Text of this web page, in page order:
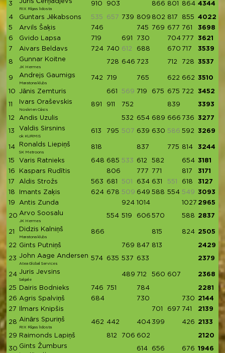
3 Juris Čerņadjevs
RIX Rīgas lidosta
910 903 866 801 864 4344
4 Guntars Jēkabsons 535 657 739 809 802 817 855
4022
5
Arvils Šaķis 746 745 769 677 761
3698
6
Gvido Lapsa 719 691 730 704 777
3621
7
Aivars Beldavs 724 740 612 688 670 717 3539
8 Gunnar Koitne
JK Hermes
728 646 723 712 728 3537
9 Andrejs Gaumigs
Maratona klubs
742 719 765 622 662 3510
10 Jānis Zemturis 661 569 719 675 675 722 3452
11 Ivars Oraševskis
Noskrien Cēsis
891 911 752 839 3393
12 Andis Uzulis 532 654 689 666 736 3277
13 Valdis Sirsnins
ok KURMIS
613 795 507 639 630 586 592 3269
14 Ronalds Liepiņš
SK Metroons
818 837 775 814 3244
15 Varis Ratnieks 648 685 533 612 582 654 3181
16
Kaspars Rudītis 806 777 771 817
3171
17
Aldis Strožs 563 681 501 634 631 551 618
3127
18
Imants Zaķis 624 678 509 649 588 554 549
3093
19
Antis Zunda 924 1014 1027 2965
20 Arvo Soosalu
JK Hermes
554 519 606 570 588 2837
21 Didzis Kalniņš
Maratona klubs
866 815 824 2505
22 Gints Putniņš 769 847 813 2429
23 John Aage Andersen
Atea Global Services
574 635 537 633 2379
24 Juris Jevsins
Salgale
489 712 560 607 2368
25 Dairis Bodnieks 746 751 784
2281
26 Agris Spalviņš 684 730 730
2144
27
Ilmars Knipšis 701 697 741 2139
28 Ainārs Spuriņš
RIX Rīgas lidosta
462 442 404 399 426 2133
29 Raimonds Lapiņš 812 706 602 2120
30 Gints Žumburs 614 656 676 1946